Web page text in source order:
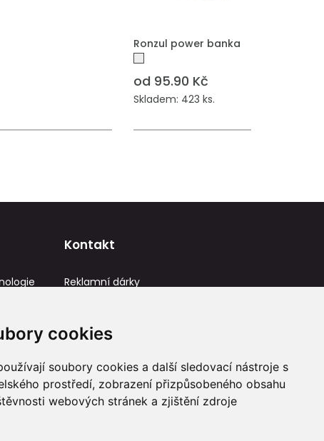
cookies
soubory cookies a další sledovací nástroje s
prostředí, zobrazení přizpůsobeného obsahu
webových stránek a zjištění zdroje
PŘIDAT DO POPTÁVKY
Ronzul power banka
od 95.90 Kč
Skladem: 423 ks.
Kontakt
Reklamní dárky
+420 736 787 715